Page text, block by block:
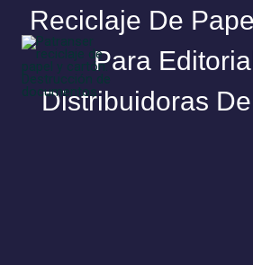
contenido
Reciclaje De
Para
Distribuidoras